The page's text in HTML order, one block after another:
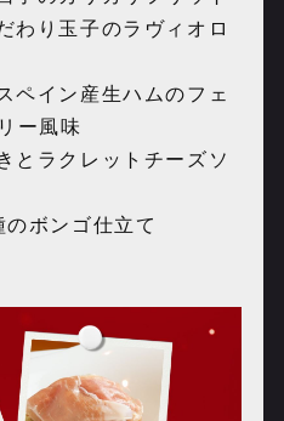
わり玉子のラヴィオロ
ペイン産生ハムのフェ
ー風味
とラクレットチーズソ
ボンゴ仕立て